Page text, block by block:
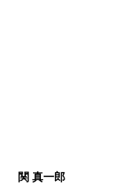
関 真一郎